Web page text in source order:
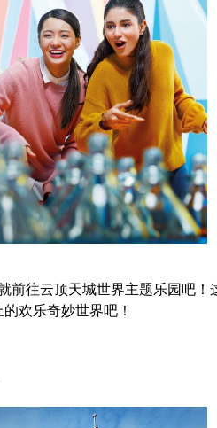
往云顶天城世界主题乐园吧！
欢乐奇妙世界吧！